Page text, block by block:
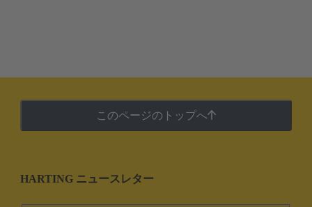
このページのトップへ
HARTING ニュースレター